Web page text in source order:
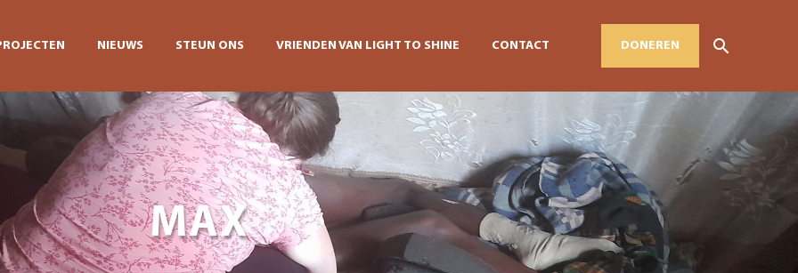
NIEUWS STEUN ONS VRIENDEN VAN LIGHT TO SHINE CONTACT DONEREN
MAX